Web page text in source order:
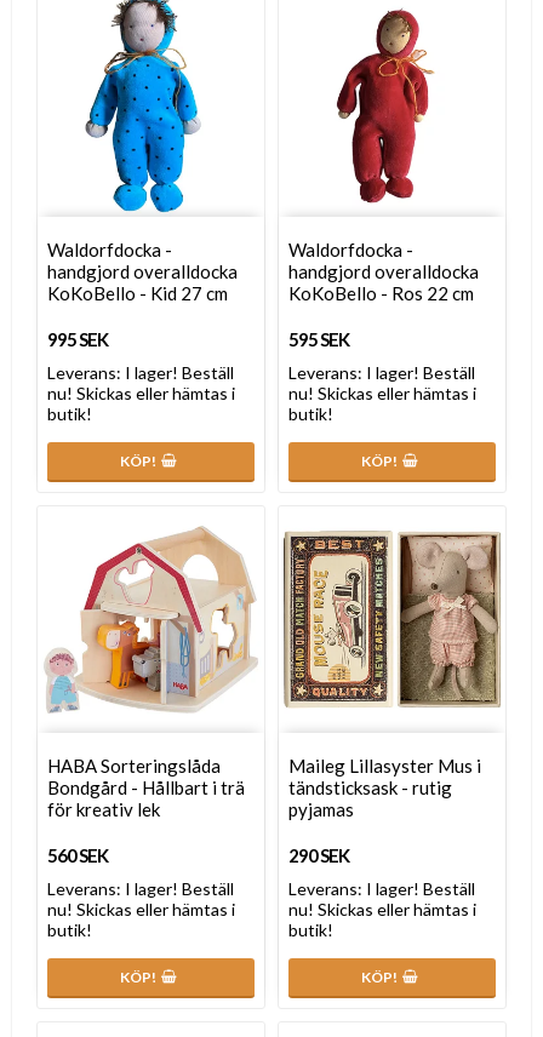
Waldorfdocka -
handgjord overalldocka
KoKoBello - Kid 27 cm
995 SEK
Leverans: I lager! Beställ
nu! Skickas eller hämtas i
butik!
KÖP!
Waldorfdocka -
handgjord overalldocka
KoKoBello - Ros 22 cm
595 SEK
Leverans: I lager! Beställ
nu! Skickas eller hämtas i
butik!
KÖP!
HABA Sorteringslåda
Bondgård - Hållbart i trä
för kreativ lek
560 SEK
Leverans: I lager! Beställ
nu! Skickas eller hämtas i
butik!
KÖP!
Maileg Lillasyster Mus i
tändsticksask - rutig
pyjamas
290 SEK
Leverans: I lager! Beställ
nu! Skickas eller hämtas i
butik!
KÖP!